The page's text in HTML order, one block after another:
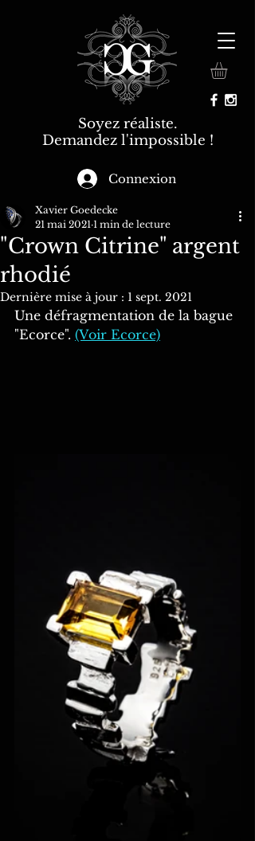
Soyez réaliste.
Demandez l'impossible !
Connexion
"Crown Citrine" argent
rhodié
Xavier Goedecke
21 mai 2021 1 min de lecture
Dernière mise à jour : 1 sept. 2021
Une défragmentation de la bague
"Ecorce". (Voir Ecorce)